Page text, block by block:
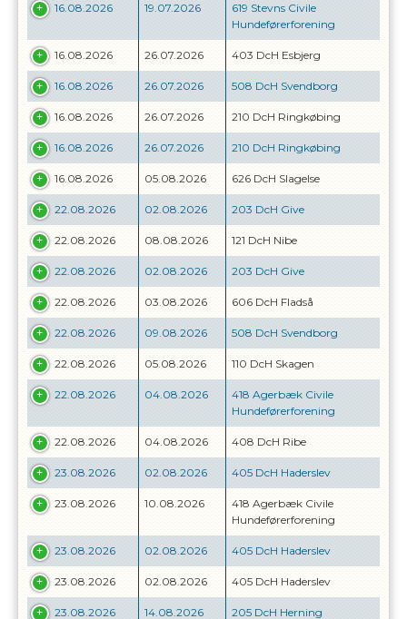
16.08.2026 19.07.2026
619 Stevns Civile
Hundeførerforening
16.08.2026 26.07.2026 403 DcH Esbjerg
16.08.2026 26.07.2026 508 DcH Svendborg
16.08.2026 26.07.2026 210 DcH Ringkøbing
16.08.2026 26.07.2026 210 DcH Ringkøbing
16.08.2026 05.08.2026 626 DcH Slagelse
22.08.2026 02.08.2026 203 DcH Give
22.08.2026 08.08.2026 121 DcH Nibe
22.08.2026 02.08.2026 203 DcH Give
22.08.2026 03.08.2026 606 DcH Fladså
22.08.2026 09.08.2026 508 DcH Svendborg
22.08.2026 05.08.2026 110 DcH Skagen
22.08.2026 04.08.2026
418 Agerbæk Civile
Hundeførerforening
22.08.2026 04.08.2026 408 DcH Ribe
23.08.2026 02.08.2026 405 DcH Haderslev
23.08.2026 10.08.2026
418 Agerbæk Civile
Hundeførerforening
23.08.2026 02.08.2026 405 DcH Haderslev
23.08.2026 02.08.2026 405 DcH Haderslev
23.08.2026 14.08.2026 205 DcH Herning